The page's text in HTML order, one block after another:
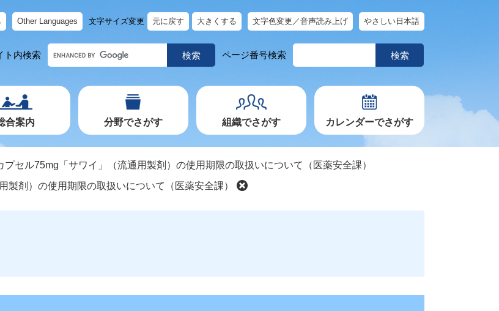
Other Languages 文字サイズ変更 元に戻す 大きくする 文字色変更／音声読み上げ やさしい日本語
ト内検索
キ
ー
ワ
ド
ページ番号検索
ペ
ジ
号
合案内 分野でさがす 組織でさがす カレンダーでさがす
プセル75mg「サワイ」（流通用製剤）の使用期限の取扱いについて（医薬安全課）
剤）の使用期限の取扱いについて（医薬安全課）